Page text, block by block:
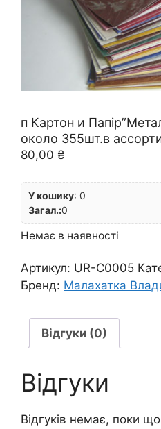
п Картон и
около 355шт.в
80,00 ₴
У кошику: 0
Загал.:0
Немає в наявності
Артикул: UR-C0005
Бренд: Малахатка
Відгуки (0)
Відгуки
Відгуків немає, поки